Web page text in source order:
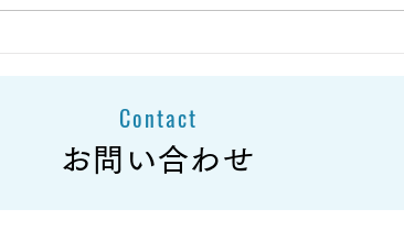
大雪の影響による商品発送遅
大雪
Contact
お問い合わせ